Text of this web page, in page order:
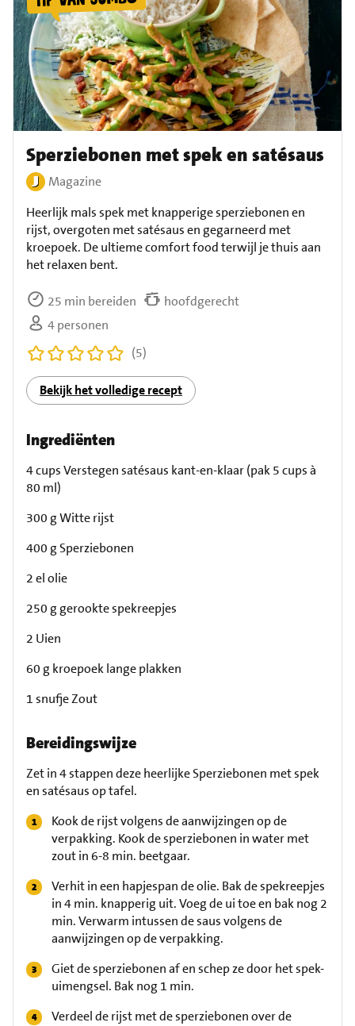
Sperziebonen met spek en satésaus
Magazine
Heerlijk mals spek met knapperige sperziebonen en
rijst, overgoten met satésaus en gegarneerd met
kroepoek. De ultieme comfort food terwijl je thuis aan
het relaxen bent.
25 min bereiden
hoofdgerecht
4 personen
(5)
Bekijk het volledige recept
Ingrediënten
4 cups Verstegen satésaus kant-en-klaar (pak 5 cups à
80 ml)
300 g Witte rijst
400 g Sperziebonen
2 el olie
250 g gerookte spekreepjes
2 Uien
60 g kroepoek lange plakken
1 snufje Zout
Bereidingswijze
Zet in 4 stappen deze heerlijke Sperziebonen met spek
en satésaus op tafel.
Kook de rijst volgens de aanwijzingen op de
verpakking. Kook de sperziebonen in water met
zout in 6-8 min. beetgaar.
Verhit in een hapjespan de olie. Bak de spekreepjes
in 4 min. knapperig uit. Voeg de ui toe en bak nog 2
min. Verwarm intussen de saus volgens de
aanwijzingen op de verpakking.
Giet de sperziebonen af en schep ze door het spek-
uimengsel. Bak nog 1 min.
Verdeel de rijst met de sperziebonen over de